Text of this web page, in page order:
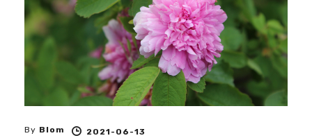
By Blom 2021-06-13